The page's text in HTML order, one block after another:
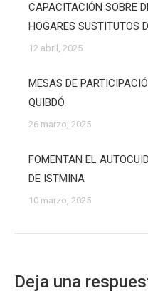
CAPACITACIÓN SOBRE
HOGARES SUSTITUTOS
12 abril, 2025
MESAS DE
QUIBDÓ
26 marzo, 2025
FOMENTAN EL
DE ISTMINA
10 marzo, 2025
Deja una